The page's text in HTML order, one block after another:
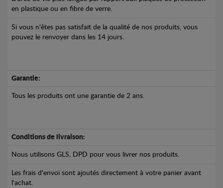
en plastique ou en fibre de verre.
Si vous n'êtes pas satisfait de la qualité de nos produits, vous
pouvez le renvoyer dans les 14 jours.
Garantie:
Tous les produits ont une garantie de 2 ans.
Conditions de livraison:
Nous utilisons GLS, DPD pour vous livrer nos produits.
Les frais d'envoi sont ajoutés directement à votre panier avant
l'achat.